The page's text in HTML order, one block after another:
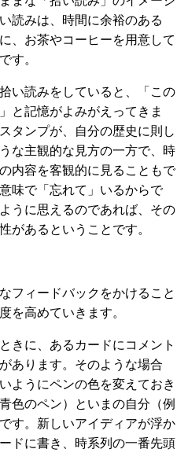
読みは、時間に余裕のある
、お茶やコーヒーを用意して
す。
い読みをしていると、「この
と記憶がよみがえってきま
タンプが、自分の歴史に則し
な主観的な見方の一方で、時
内容を客観的に見ることもで
味で「忘れて」いるからで
うに思えるのであれば、その
があるということです。
フィードバックをかけること
を高めていきます。
きに、あるカードにコメント
あります。そのような場合
ようにペンの色を変えておき
色のペン）といまの自分（例
す。新しいアイディアが浮か
ドに書き、時系列の一番先頭